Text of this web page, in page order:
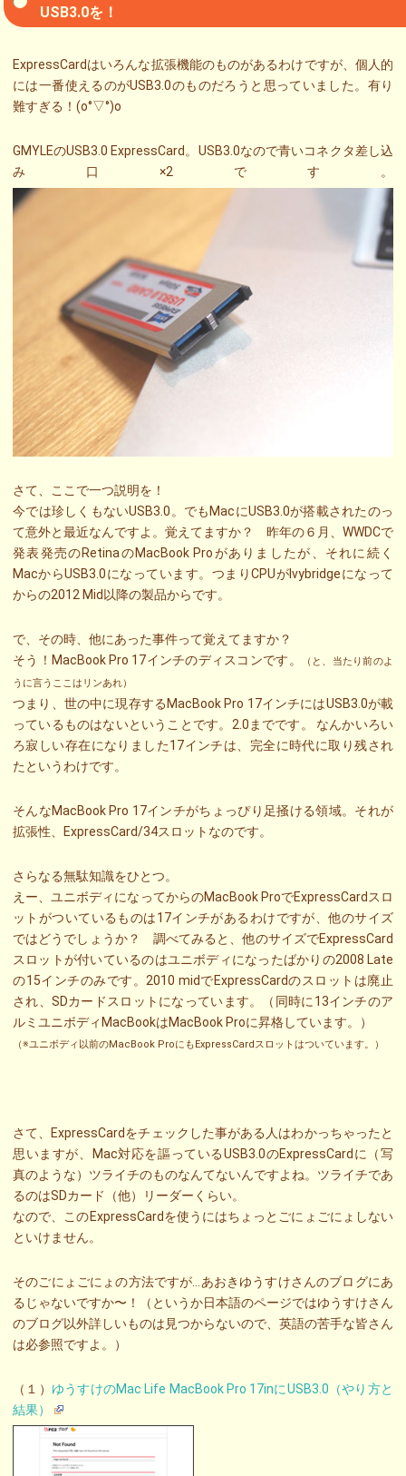
USB3.0を！
ExpressCardはいろんな拡張機能のものがあるわけですが、個人的
には一番使えるのがUSB3.0のものだろうと思っていました。有り
難すぎる！(o°▽°)o
GMYLEのUSB3.0 ExpressCard。USB3.0なので青いコネクタ差し込
み口×2です。
さて、ここで一つ説明を！
今では珍しくもないUSB3.0。でもMacにUSB3.0が搭載されたのっ
て意外と最近なんですよ。覚えてますか？ 昨年の６月、WWDCで
発表発売のRetinaのMacBook Proがありましたが、それに続く
MacからUSB3.0になっています。つまりCPUがIvybridgeになって
からの2012 Mid以降の製品からです。
で、その時、他にあった事件って覚えてますか？
そう！MacBook Pro 17インチのディスコンです。
（と、当たり前のよ
うに言うここはリンあれ）
つまり、世の中に現存するMacBook Pro 17インチにはUSB3.0が載
っているものはないということです。2.0までです。 なんかいろい
ろ寂しい存在になりました17インチは、完全に時代に取り残され
たというわけです。
そんなMacBook Pro 17インチがちょっぴり足掻ける領域。それが
拡張性、ExpressCard/34スロットなのです。
さらなる無駄知識をひとつ。
えー、ユニボディになってからのMacBook ProでExpressCardスロ
ットがついているものは17インチがあるわけですが、他のサイズ
ではどうでしょうか？ 調べてみると、他のサイズでExpressCard
スロットが付いているのはユニボディになったばかりの2008 Late
の15インチのみです。2010 midでExpressCardのスロットは廃止
され、SDカードスロットになっています。（同時に13インチのア
ルミユニボディMacBookはMacBook Proに昇格しています。）
（※ユニボディ以前のMacBook ProにもExpressCardスロットはついています。）
さて、ExpressCardをチェックした事がある人はわかっちゃったと
思いますが、Mac対応を謳っているUSB3.0のExpressCardに（写
真のような）ツライチのものなんてないんですよね。ツライチであ
るのはSDカード（他）リーダーくらい。
なので、このExpressCardを使うにはちょっとごにょごにょしない
といけません。
そのごにょごにょの方法ですが…あおきゆうすけさんのブログにあ
るじゃないですか〜！（というか日本語のページではゆうすけさん
のブログ以外詳しいものは見つからないので、英語の苦手な皆さん
は必参照ですよ。）
（１） ゆうすけのMac Life MacBook Pro 17inにUSB3.0（やり方と
結果）